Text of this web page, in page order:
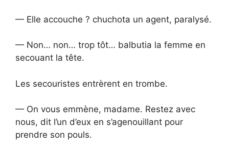
— Elle accouche ? chuchota un agent, paralysé.
— Non… non… trop tôt… balbutia la femme en
secouant la tête.
Les secouristes entrèrent en trombe.
— On vous emmène, madame. Restez avec
nous, dit l’un d’eux en s’agenouillant pour
prendre son pouls.